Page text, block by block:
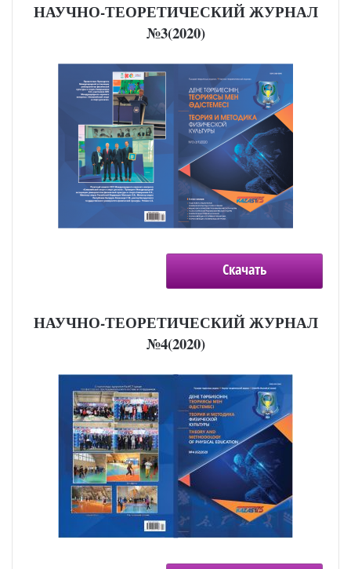
НАУЧНО-ТЕОРЕТИЧЕСКИЙ ЖУРНАЛ
№3(2020)
Скачать
НАУЧНО-ТЕОРЕТИЧЕСКИЙ ЖУРНАЛ
№4(2020)